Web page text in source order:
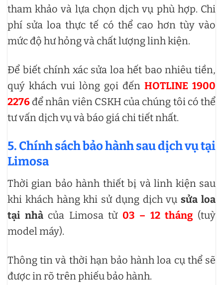
tham khảo và lựa chọn dịch vụ phù hợp. Chi
phí sửa loa thực tế có thể cao hơn tùy vào
mức độ hư hỏng và chất lượng linh kiện.
Để biết chính xác sửa loa hết bao nhiêu tiền,
quý khách vui lòng gọi đến HOTLINE 1900
2276 để nhân viên CSKH của chúng tôi có thể
tư vấn dịch vụ và báo giá chi tiết nhất.
5. Chính sách bảo hành sau dịch vụ tại
Limosa
Thời gian bảo hành thiết bị và linh kiện sau
khi khách hàng khi sử dụng dịch vụsửa loa
tại nhàcủa Limosa từ 03 – 12 tháng (tuỳ
model máy).
Thông tin và thời hạn bảo hành loa cụ thể sẽ
được in rõ trên phiếu bảo hành.